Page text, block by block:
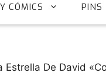
CÓMICS PINS
Estrella De David